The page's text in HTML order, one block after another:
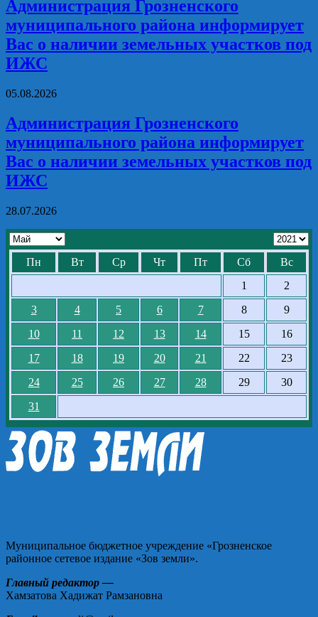
Администрация Грозненского
муниципального района информирует
Вас о наличии земельных участков под
ИЖС
05.08.2026
Администрация Грозненского
муниципального района информирует
Вас о наличии земельных участков под
ИЖС
28.07.2026
Пн Вт Ср Чт Пт Сб
Вс
1
2
3
4 5 6 7 8
9
10
11 12 13 14 15
16
17
18 19 20 21 22
23
24
25 26 27 28 29
30
31
Муниципальное бюджетное учреждение «Грозненское
районное сетевое издание «Зов земли».
Главный редактор —
Хамзатова Хадижат Рамзановна